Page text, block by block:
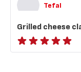
Tefal
Grilled cheese
Avis